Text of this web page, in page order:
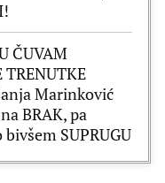
ČUVAM
TRENUTKE
Marinković
BRAK, pa
SUPRUGU